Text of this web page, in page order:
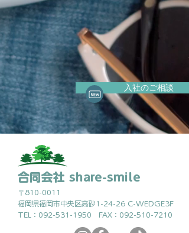
入社のご相談
合同会社 share-smile
〒810-0011
福岡県福岡市中央区高砂1-24-26 C-WEDGE3F
TEL：092-531-1950 FAX：092-510-7210